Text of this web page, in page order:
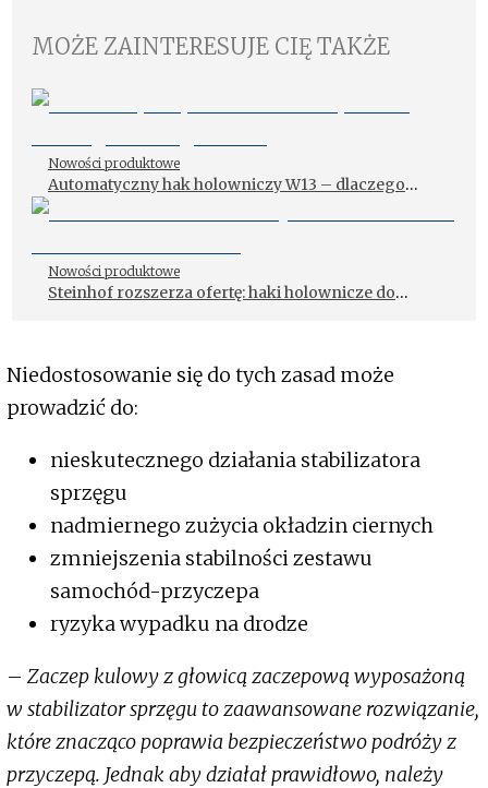
MOŻE ZAINTERESUJE CIĘ TAKŻE
Nowości produktowe
Automatyczny hak holowniczy W13 – dlaczego
warto go mieć?
Nowości produktowe
Steinhof rozszerza ofertę: haki holownicze do
Niedostosowanie się do tych zasad może
prowadzić do:
nieskutecznego działania stabilizatora
sprzęgu
nadmiernego zużycia okładzin ciernych
zmniejszenia stabilności zestawu
samochód-przyczepa
ryzyka wypadku na drodze
– Zaczep kulowy z głowicą zaczepową wyposażoną
w stabilizator sprzęgu to zaawansowane rozwiązanie,
które znacząco poprawia bezpieczeństwo podróży z
przyczepą. Jednak aby działał prawidłowo, należy